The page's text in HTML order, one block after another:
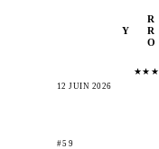
R
Y
R
O
★★ ★
12 JUIN 2026
#59